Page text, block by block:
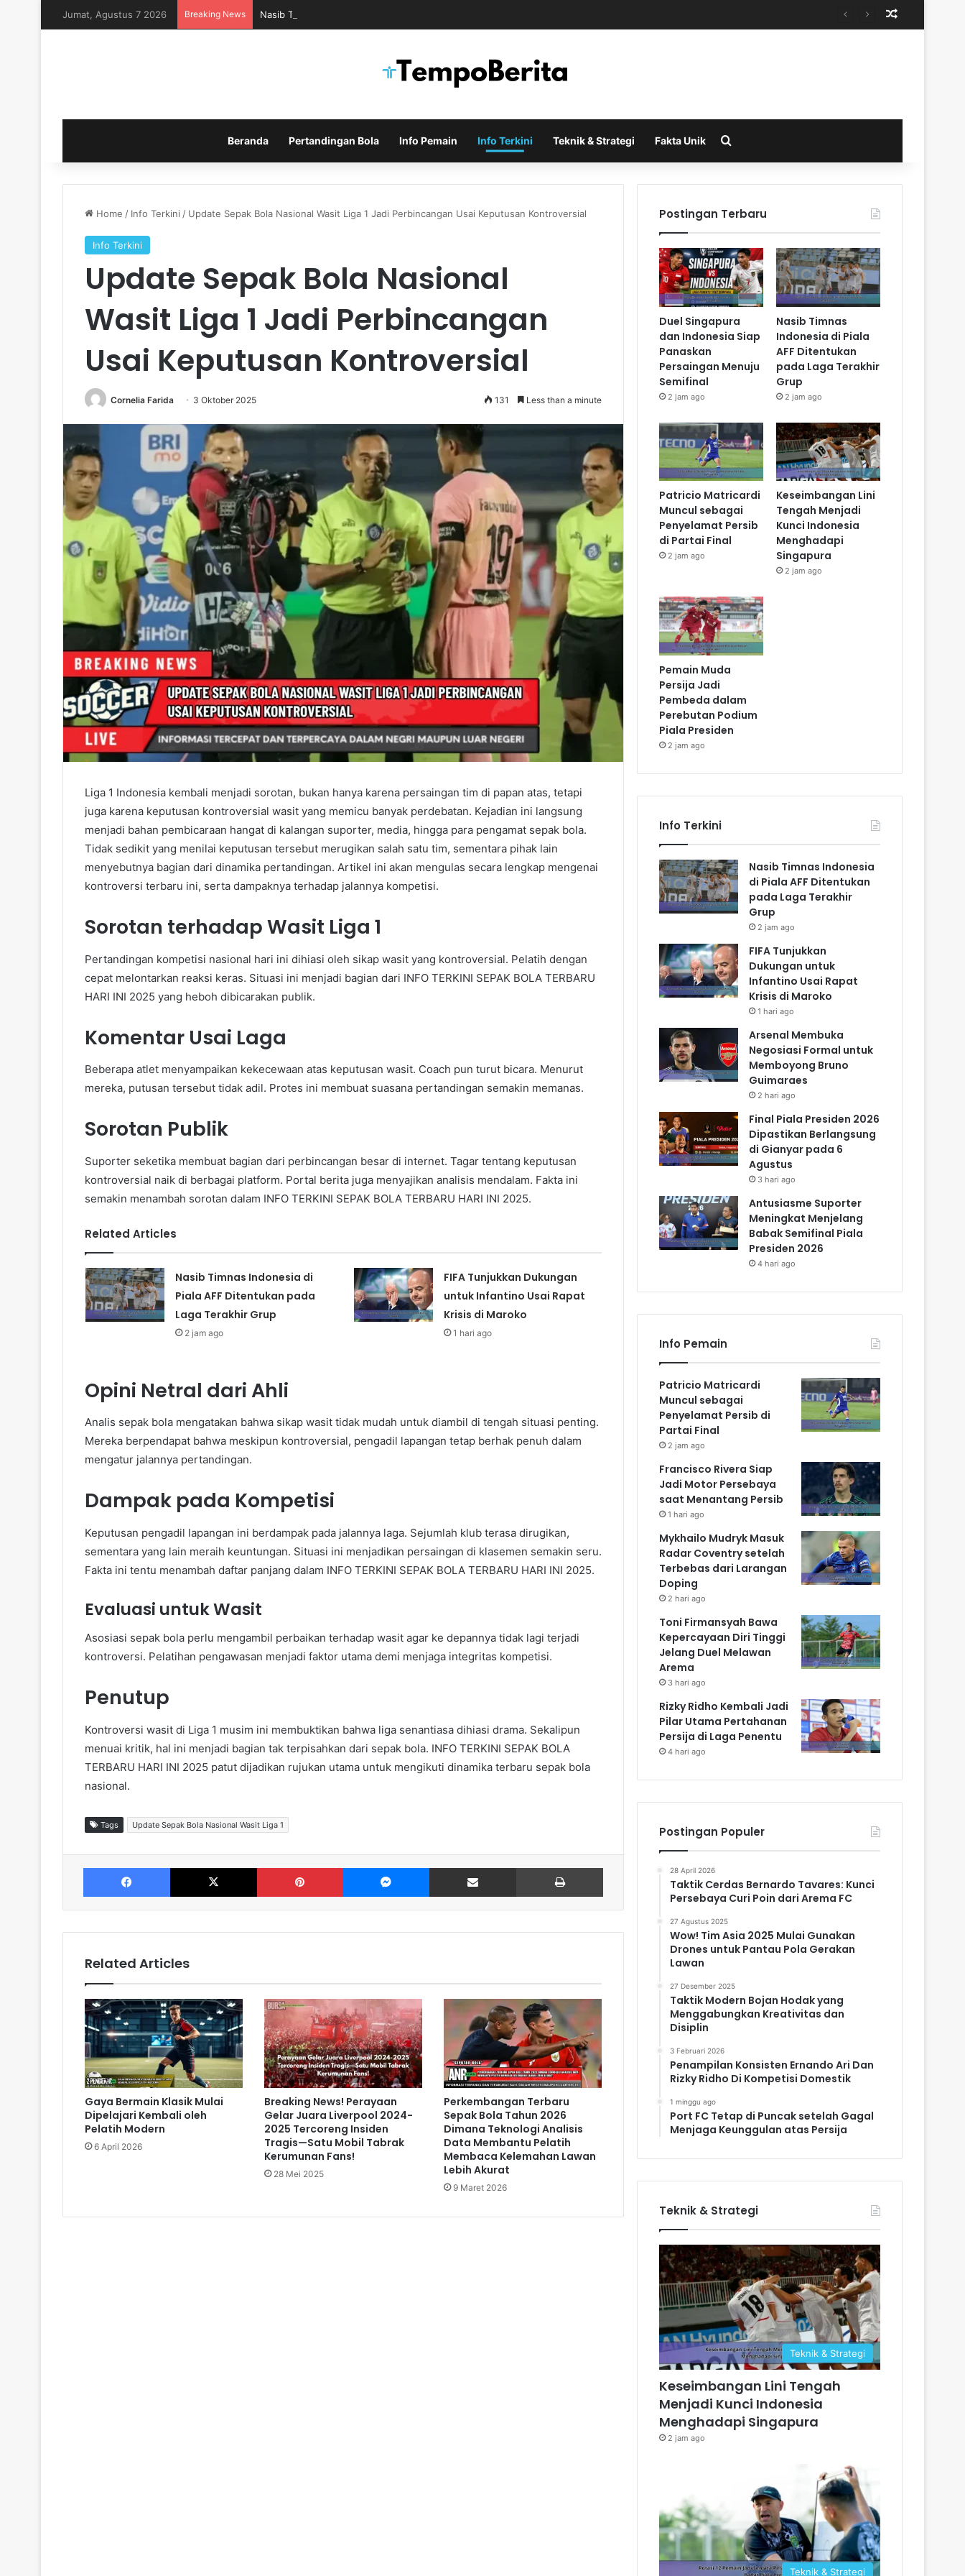
Jumat, Agustus 7 2026 Breaking News Nasib Timnas Indonesia di Piala AFF Ditentukan pada Laga Terakhir Grup
Beranda Pertandingan Bola Info Pemain Info Terkini Teknik & Strategi Fakta Unik
Home / Info Terkini / Update Sepak Bola Nasional Wasit Liga 1 Jadi Perbincangan Usai Keputusan Kontroversial
Info Terkini
Update Sepak Bola Nasional
Wasit Liga 1 Jadi Perbincangan
Usai Keputusan Kontroversial
Cornelia Farida 3 Oktober 2025 131 Less than a minute
Liga 1 Indonesia kembali menjadi sorotan, bukan hanya karena persaingan tim di papan atas, tetapi
juga karena keputusan kontroversial wasit yang memicu banyak perdebatan. Kejadian ini langsung
menjadi bahan pembicaraan hangat di kalangan suporter, media, hingga para pengamat sepak bola.
Tidak sedikit yang menilai keputusan tersebut merugikan salah satu tim, sementara pihak lain
menyebutnya bagian dari dinamika pertandingan. Artikel ini akan mengulas secara lengkap mengenai
kontroversi terbaru ini, serta dampaknya terhadap jalannya kompetisi.
Sorotan terhadap Wasit Liga 1
Pertandingan kompetisi nasional hari ini dihiasi oleh sikap wasit yang kontroversial. Pelatih dengan
cepat melontarkan reaksi keras. Situasi ini menjadi bagian dari INFO TERKINI SEPAK BOLA TERBARU
HARI INI 2025 yang heboh dibicarakan publik.
Komentar Usai Laga
Beberapa atlet menyampaikan kekecewaan atas keputusan wasit. Coach pun turut bicara. Menurut
mereka, putusan tersebut tidak adil. Protes ini membuat suasana pertandingan semakin memanas.
Sorotan Publik
Suporter seketika membuat bagian dari perbincangan besar di internet. Tagar tentang keputusan
kontroversial naik di berbagai platform. Portal berita juga menyajikan analisis mendalam. Fakta ini
semakin menambah sorotan dalam INFO TERKINI SEPAK BOLA TERBARU HARI INI 2025.
Related Articles
Nasib Timnas Indonesia di
Piala AFF Ditentukan pada
Laga Terakhir Grup
2 jam ago
FIFA Tunjukkan Dukungan
untuk Infantino Usai Rapat
Krisis di Maroko
1 hari ago
Opini Netral dari Ahli
Analis sepak bola mengatakan bahwa sikap wasit tidak mudah untuk diambil di tengah situasi penting.
Mereka berpendapat bahwa meskipun kontroversial, pengadil lapangan tetap berhak penuh dalam
mengatur jalannya pertandingan.
Dampak pada Kompetisi
Keputusan pengadil lapangan ini berdampak pada jalannya laga. Sejumlah klub terasa dirugikan,
sementara yang lain meraih keuntungan. Situasi ini menjadikan persaingan di klasemen semakin seru.
Fakta ini tentu menambah daftar panjang dalam INFO TERKINI SEPAK BOLA TERBARU HARI INI 2025.
Evaluasi untuk Wasit
Asosiasi sepak bola perlu mengambil perbaikan terhadap wasit agar ke depannya tidak lagi terjadi
kontroversi. Pelatihan pengawasan menjadi faktor utama demi menjaga integritas kompetisi.
Penutup
Kontroversi wasit di Liga 1 musim ini membuktikan bahwa liga senantiasa dihiasi drama. Sekalipun
menuai kritik, hal ini menjadi bagian tak terpisahkan dari sepak bola. INFO TERKINI SEPAK BOLA
TERBARU HARI INI 2025 patut dijadikan rujukan utama untuk mengikuti dinamika terbaru sepak bola
nasional.
Tags Update Sepak Bola Nasional Wasit Liga 1
Facebook X Pinterest Messenger Share via Email
Related Articles
Gaya Bermain Klasik Mulai
Dipelajari Kembali oleh
Pelatih Modern
6 April 2026
Breaking News! Perayaan
Gelar Juara Liverpool 2024-
2025 Tercoreng Insiden
Tragis—Satu Mobil Tabrak
Kerumunan Fans!
28 Mei 2025
Perkembangan Terbaru
Sepak Bola Tahun 2026
Dimana Teknologi Analisis
Data Membantu Pelatih
Membaca Kelemahan Lawan
Lebih Akurat
9 Maret 2026
Postingan Terbaru
Duel Singapura
dan Indonesia Siap
Panaskan
Persaingan Menuju
Semifinal
2 jam ago
Nasib Timnas
Indonesia di Piala
AFF Ditentukan
pada Laga Terakhir
Grup
2 jam ago
Patricio Matricardi
Muncul sebagai
Penyelamat Persib
di Partai Final
2 jam ago
Keseimbangan Lini
Tengah Menjadi
Kunci Indonesia
Menghadapi
Singapura
2 jam ago
Pemain Muda
Persija Jadi
Pembeda dalam
Perebutan Podium
Piala Presiden
2 jam ago
Info Terkini
Nasib Timnas Indonesia
di Piala AFF Ditentukan
pada Laga Terakhir
Grup
2 jam ago
FIFA Tunjukkan
Dukungan untuk
Infantino Usai Rapat
Krisis di Maroko
1 hari ago
Arsenal Membuka
Negosiasi Formal untuk
Memboyong Bruno
Guimaraes
2 hari ago
Final Piala Presiden 2026
Dipastikan Berlangsung
di Gianyar pada 6
Agustus
3 hari ago
Antusiasme Suporter
Meningkat Menjelang
Babak Semifinal Piala
Presiden 2026
4 hari ago
Info Pemain
Patricio Matricardi
Muncul sebagai
Penyelamat Persib di
Partai Final
2 jam ago
Francisco Rivera Siap
Jadi Motor Persebaya
saat Menantang Persib
1 hari ago
Mykhailo Mudryk Masuk
Radar Coventry setelah
Terbebas dari Larangan
Doping
2 hari ago
Toni Firmansyah Bawa
Kepercayaan Diri Tinggi
Jelang Duel Melawan
Arema
3 hari ago
Rizky Ridho Kembali Jadi
Pilar Utama Pertahanan
Persija di Laga Penentu
4 hari ago
Postingan Populer
28 April 2026
Taktik Cerdas Bernardo Tavares: Kunci
Persebaya Curi Poin dari Arema FC
27 Agustus 2025
Wow! Tim Asia 2025 Mulai Gunakan
Drones untuk Pantau Pola Gerakan
Lawan
27 Desember 2025
Taktik Modern Bojan Hodak yang
Menggabungkan Kreativitas dan
Disiplin
3 Februari 2026
Penampilan Konsisten Ernando Ari Dan
Rizky Ridho Di Kompetisi Domestik
1 minggu ago
Port FC Tetap di Puncak setelah Gagal
Menjaga Keunggulan atas Persija
Teknik & Strategi
Teknik & Strategi
Keseimbangan Lini Tengah
Menjadi Kunci Indonesia
Menghadapi Singapura
2 jam ago
Teknik & Strategi